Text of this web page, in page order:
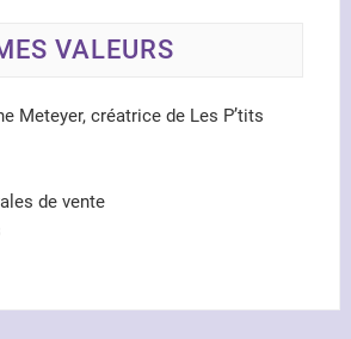
VALEURS
Meteyer, créatrice de Les P’tits
de vente